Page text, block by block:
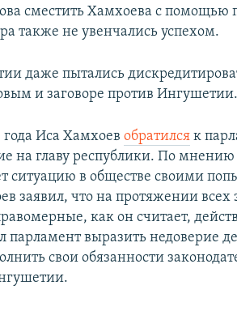
сместить Хамхоева с помощью
также не увенчались успехом.
даже пытались
и заговоре против Ингушетии.
года Иса Хамхоевобратился к
на главу республики. По
ситуацию в обществе своими
заявил, что на протяжении всех
как он считает,
парламент выразить недоверие
свои обязанности